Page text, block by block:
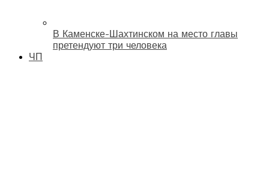
В Каменске-Шахтинском на место главы
претендуют три человека
ЧП